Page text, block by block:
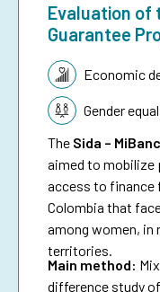
Evaluation of
Guarantee
Topic:Economic
Gender
The Sida –
aimed to mobilize
access to finance
Colombia that
among women, in
territories.
Main method:
difference study